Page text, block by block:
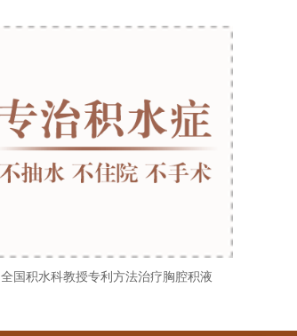
全国积水科教授专利方法治疗胸腔积液